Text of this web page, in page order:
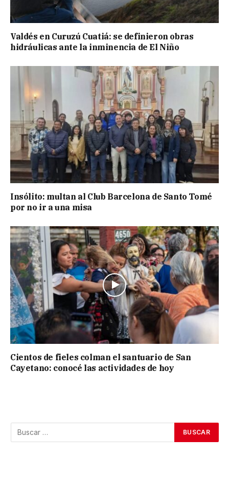
Valdés en Curuzú Cuatiá: se definieron obras
hidráulicas ante la inminencia de El Niño
Insólito: multan al Club Barcelona de Santo Tomé
por no ir a una misa
Cientos de fieles colman el santuario de San
Cayetano: conocé las actividades de hoy